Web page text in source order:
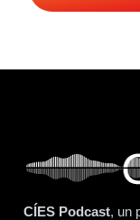
CÍES Podcast, un